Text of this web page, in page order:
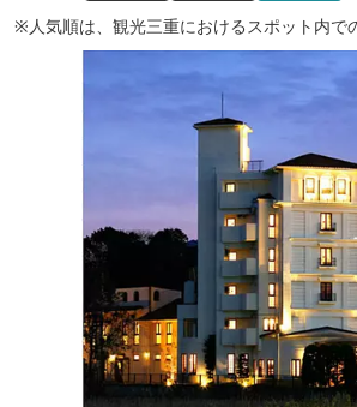
※人気順は、観光三重におけるスポット内で